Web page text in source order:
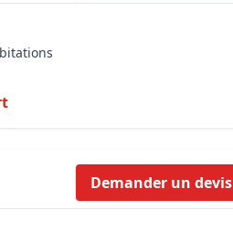
Demander un devis